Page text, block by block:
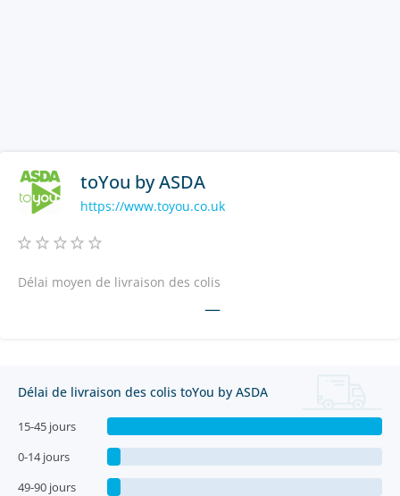
toYou by ASDA
https://www.toyou.co.uk
Délai moyen de livraison des colis
—
Délai de livraison des colis toYou by ASDA
15-45 jours
0-14 jours
49-90 jours